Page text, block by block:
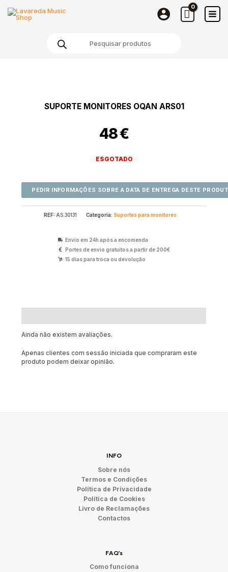
SUPORTE MONITORES OQAN ARS01
48€
ESGOTADO
REF: AS.30131 Categoria: Suportes para monitores
Envio em 24h após a encomenda
Portes de envio gratuitos a partir de 200€
15 dias para troca ou devolução
Ainda não existem avaliações.
Apenas clientes com sessão iniciada que compraram este
produto podem deixar opinião.
INFO
Sobre nós
Termos e Condições
Política de Privacidade
Política de Cookies
Livro de Reclamações
Contactos
FAQ’s
Como funciona